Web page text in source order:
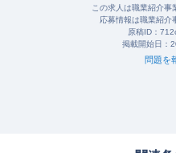
この求人は職業紹介事
応募情報は職業紹介
原稿ID：
掲載開始日：
問題を